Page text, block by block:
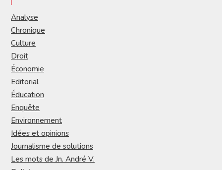
Analyse
Chronique
Culture
Droit
Économie
Editorial
Éducation
Enquête
Environnement
Idées et opinions
Journalisme de solutions
Les mots de Jn. André V.